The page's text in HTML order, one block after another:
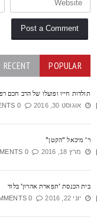
POPULAR
RECENT
חייו ופועלו של הרב חכם
אוגוסט 30, 2016 0 COMMENTS
מיכאל "הקטן"
מרץ 18, 2016 0 COMMENTS
הכנסת 'תפארת אהרון' בלוד
יוני 22, 2016 0 COMMENTS